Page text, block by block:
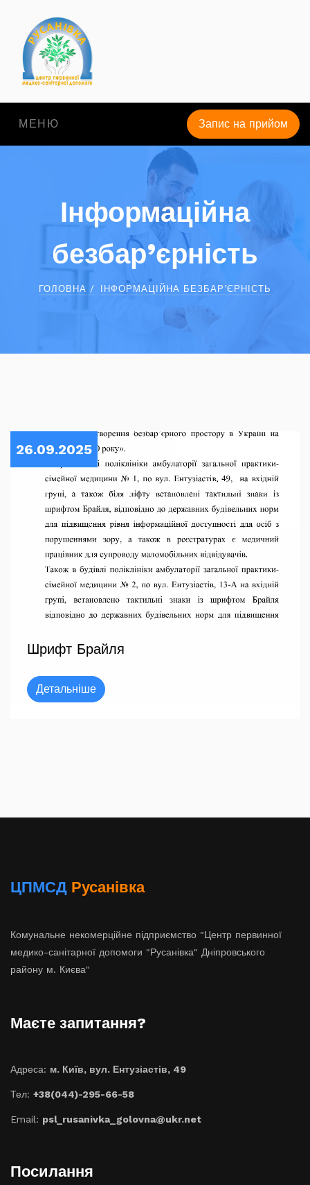
МЕНЮ Запис на прийом
Інформаційна
безбар’єрність
ГОЛОВНА / ІНФОРМАЦІЙНА БЕЗБАР’ЄРНІСТЬ
26.09.2025
Шрифт Брайля
Детальніше
ЦПМСД Русанівка
Комунальне некомерційне підприємство "Центр первинної
медико-санітарної допомоги "Русанівка" Дніпровського
району м. Києва"
Маєте запитання?
Адреса: м. Київ, вул. Ентузіастів, 49
Тел: +38(044)-295-66-58
Email: psl_rusanivka_golovna@ukr.net
Посилання